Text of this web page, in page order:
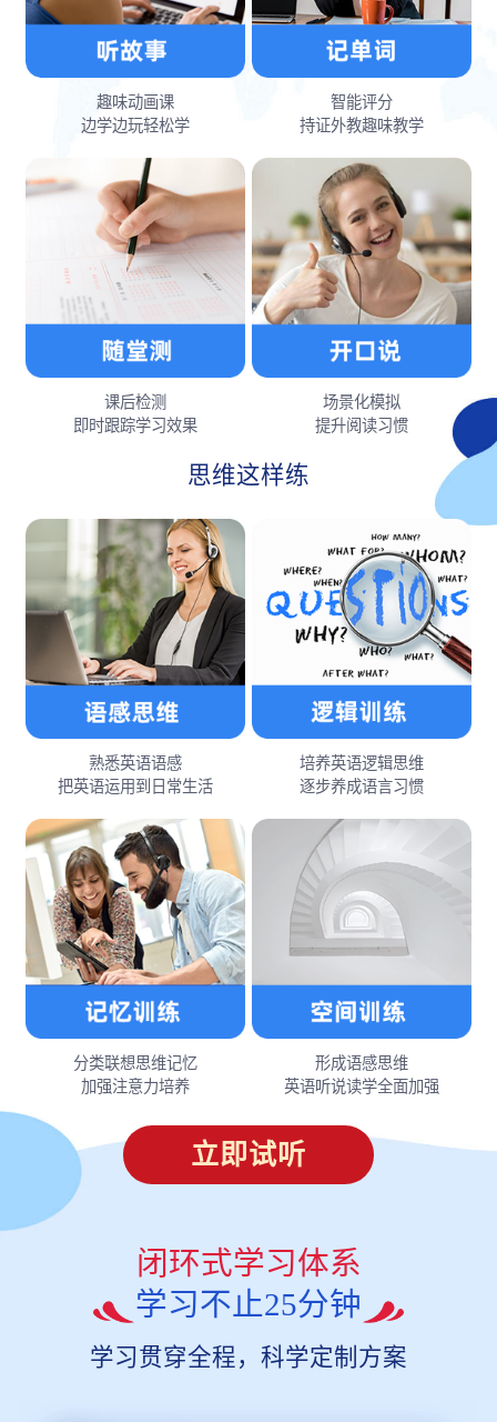
趣味动画课
边学边玩轻松学
智能评分
持证外教趣味教学
课后检测
即时跟踪学习效果
场景化模拟
提升阅读习惯
思维这样练
熟悉英语语感
把英语运用到日常生活
培养英语逻辑思维
逐步养成语言习惯
分类联想思维记忆
加强注意力培养
形成语感思维
英语听说读学全面加强
立即试听
闭环式学习体系
学习不止25分钟
学习贯穿全程，科学定制方案